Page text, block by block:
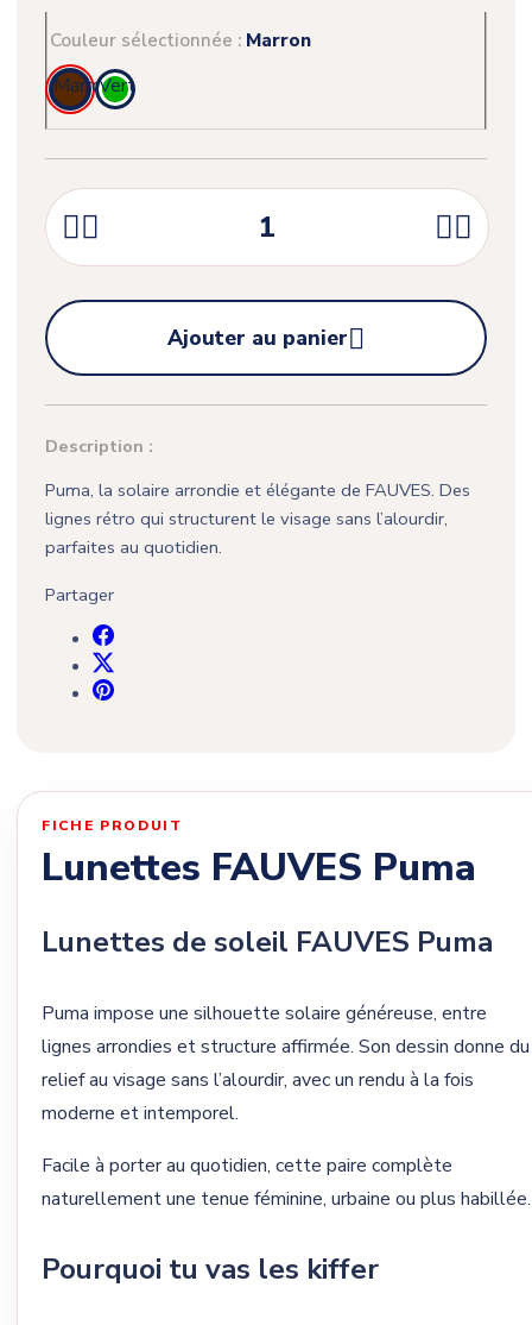
Couleur sélectionnée : Marron
MarronVert
 

Ajouter au panier
Description :
Puma, la solaire arrondie et élégante de FAUVES. Des
lignes rétro qui structurent le visage sans l’alourdir,
parfaites au quotidien.
Partager
FICHE PRODUIT
Lunettes FAUVES Puma
Lunettes de soleil FAUVES Puma
Puma impose une silhouette solaire généreuse, entre
lignes arrondies et structure affirmée. Son dessin donne du
relief au visage sans l’alourdir, avec un rendu à la fois
moderne et intemporel.
Facile à porter au quotidien, cette paire complète
naturellement une tenue féminine, urbaine ou plus habillée.
Pourquoi tu vas les kiffer